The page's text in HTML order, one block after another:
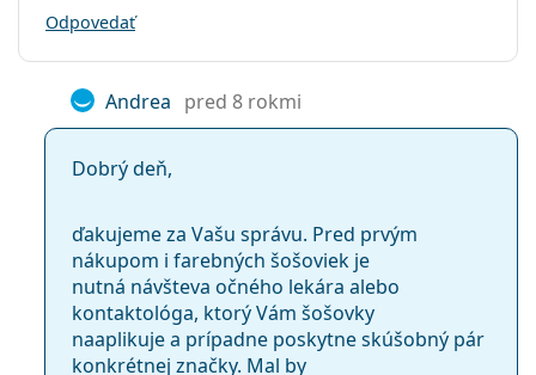
Odpovedať
Andrea pred 8 rokmi
Dobrý deň,
ďakujeme za Vašu správu. Pred prvým
nákupom i farebných šošoviek je
nutná návšteva očného lekára alebo
kontaktológa, ktorý Vám šošovky
naaplikuje a prípadne poskytne skúšobný pár
konkrétnej značky. Mal by